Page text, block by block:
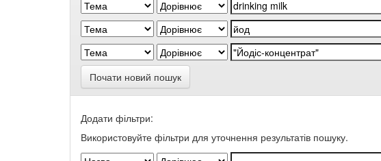
Почати новий пошук
Додати фільтри:
Використовуйте фільтри для уточнення результатів пошуку.